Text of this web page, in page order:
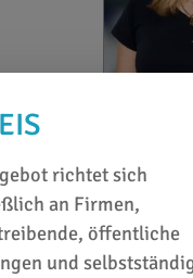
0651 46
richtet sich
an Firmen,
öffentliche
und